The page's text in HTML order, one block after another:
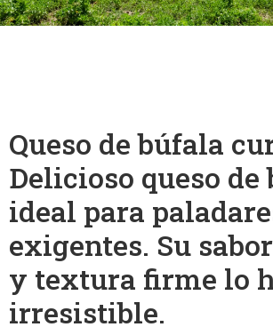
Queso de búfala
Delicioso queso de
ideal para
exigentes. Su
y textura firme lo
irresistible.